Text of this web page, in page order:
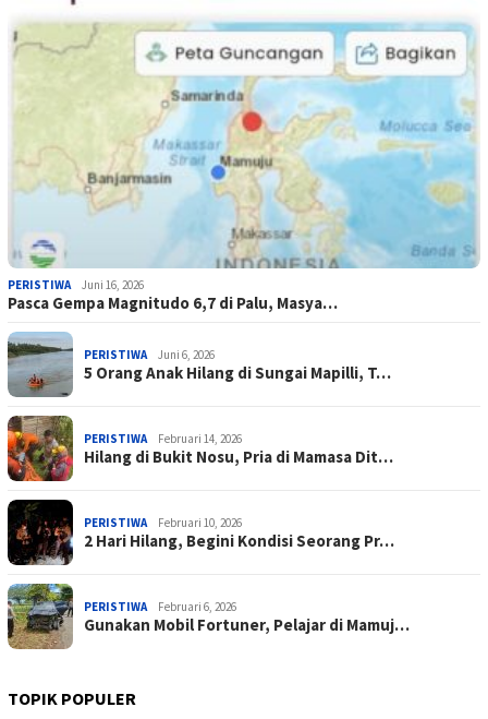
PERISTIWA Juni 16, 2026
Pasca Gempa Magnitudo 6,7 di Palu, Masya…
PERISTIWA Juni 6, 2026
5 Orang Anak Hilang di Sungai Mapilli, T…
PERISTIWA Februari 14, 2026
Hilang di Bukit Nosu, Pria di Mamasa Dit…
PERISTIWA Februari 10, 2026
2 Hari Hilang, Begini Kondisi Seorang Pr…
PERISTIWA Februari 6, 2026
Gunakan Mobil Fortuner, Pelajar di Mamuj…
TOPIK POPULER